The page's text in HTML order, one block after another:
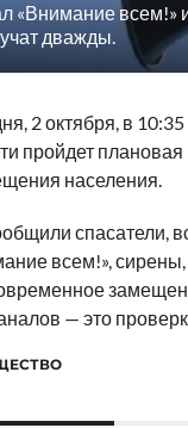
«Внимание всем!»
дважды.
2 октября, в
пройдет
населения.
спасатели,
всем!», сирены,
— это